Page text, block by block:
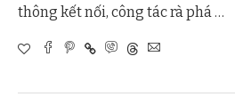
thông kết nối, công tác rà phá …